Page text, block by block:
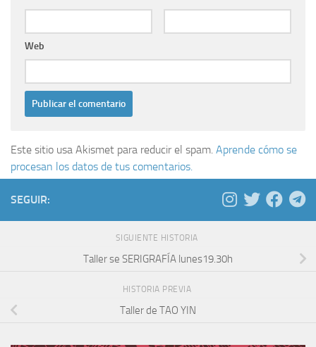
Web
Este sitio usa Akismet para reducir el spam. Aprende cómo se
procesan los datos de tus comentarios.
SEGUIR:
SIGUIENTE HISTORIA
Taller se SERIGRAFÍA lunes19.30h
HISTORIA PREVIA
Taller de TAO YIN